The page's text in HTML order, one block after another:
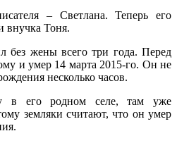
– Светлана. Теперь его
внучка Тоня.
без жены всего три года. Перед
и умер 14 марта 2015-го. Он не
несколько часов.
в его родном селе, там уже
земляки считают, что он умер